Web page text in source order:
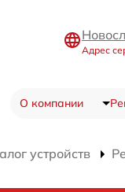
Адрес
О компании
устройств